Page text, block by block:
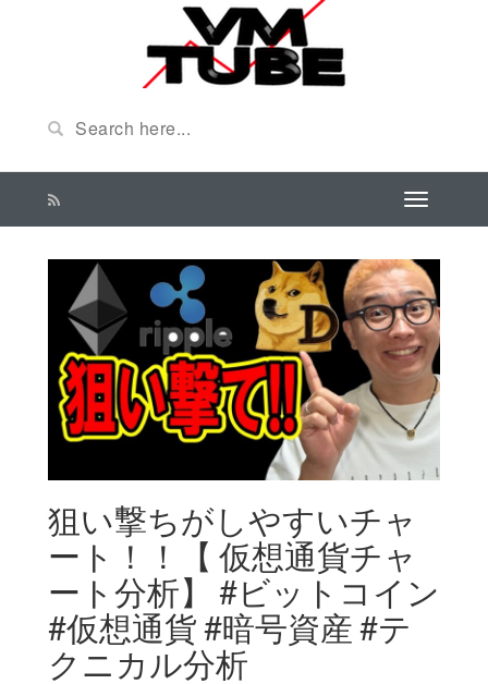
狙い撃ちがしやすいチャ
ート！！【 仮想通貨チャ
ート分析】 #ビットコイン
#仮想通貨 #暗号資産 #テ
クニカル分析